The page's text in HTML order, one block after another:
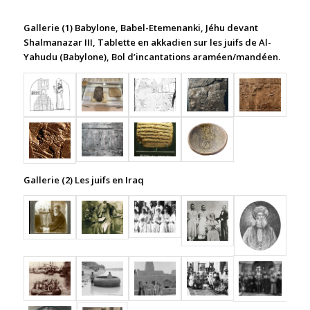
Gallerie (1) Babylone, Babel-Etemenanki, Jéhu devant
Shalmanazar III, Tablette en akkadien sur les juifs de Al-
Yahudu (Babylone), Bol d’incantations araméen/mandéen.
Gallerie (2) Les juifs en Iraq